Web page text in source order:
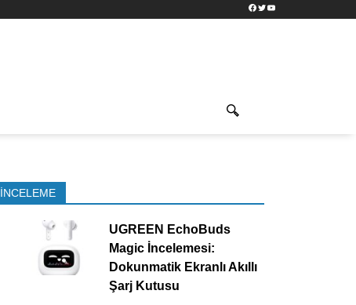
Facebook
TwitterYouTube
İNCELEME
UGREEN EchoBuds
Magic İncelemesi:
Dokunmatik Ekranlı Akıllı
Şarj Kutusu